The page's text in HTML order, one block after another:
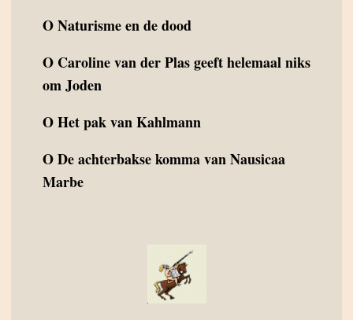
ONaturisme en de dood
O Caroline van der Plas geeft helemaal niks
om Joden
OHet pak van Kahlmann
ODe achterbakse komma van Nausicaa
Marbe